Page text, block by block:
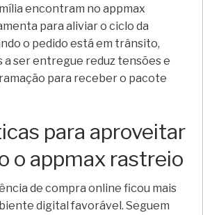
encontram no appmax
para aliviar o ciclo da
o pedido está em trânsito,
a ser entregue reduz tensões e
para receber o pacote
para aproveitar
o appmax rastreio
de compra online ficou mais
digital favorável. Seguem